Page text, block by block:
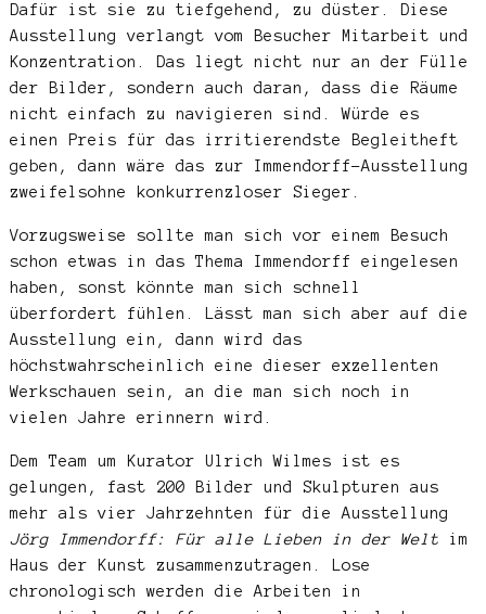
Dafür ist sie zu tiefgehend, zu düster. Diese
Ausstellung verlangt vom Besucher Mitarbeit und
Konzentration. Das liegt nicht nur an der Fülle
der Bilder, sondern auch daran, dass die Räume
nicht einfach zu navigieren sind. Würde es
einen Preis für das irritierendste Begleitheft
geben, dann wäre das zur Immendorff-Ausstellung
zweifelsohne konkurrenzloser Sieger.
Vorzugsweise sollte man sich vor einem Besuch
schon etwas in das Thema Immendorff eingelesen
haben, sonst könnte man sich schnell
überfordert fühlen. Lässt man sich aber auf die
Ausstellung ein, dann wird das
höchstwahrscheinlich eine dieser exzellenten
Werkschauen sein, an die man sich noch in
vielen Jahre erinnern wird.
Dem Team um Kurator Ulrich Wilmes ist es
gelungen, fast 200 Bilder und Skulpturen aus
mehr als vier Jahrzehnten für die Ausstellung
Jörg Immendorff: Für alle Lieben in der Welt im
Haus der Kunst zusammenzutragen. Lose
chronologisch werden die Arbeiten in